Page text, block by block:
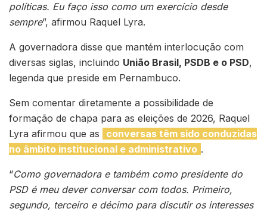
políticas. Eu faço isso como um exercício desde
sempre”, afirmou Raquel Lyra.
A governadora disse que mantém interlocução com
diversas siglas, incluindo União Brasil, PSDB e o PSD,
legenda que preside em Pernambuco.
Sem comentar diretamente a possibilidade de
formação de chapa para as eleições de 2026, Raquel
Lyra afirmou que as
conversas têm sido conduzidas
no âmbito institucional e administrativo .
“Como governadora e também como presidente do
PSD é meu dever conversar com todos. Primeiro,
segundo, terceiro e décimo para discutir os interesses